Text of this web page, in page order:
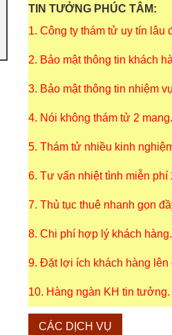
TIN TƯỞNG PHÚC TÂM:
1. Công ty thám tử uy tín lâu
2. Bảo mật thông tin khách
3. Bảo mật thông tin nhiệm
4. Nói không thám tử 2 mang.
5. Thám tử nhiều kinh
6. Tư vấn nhiệt tình miễn phí
7. Thủ tục thuê nhanh gọn
8. Chi phí hợp lý khách hàng.
9. Đặt lợi ích khách hàng lên
10. Hàng ngàn KH tin tưởng.
CÁC DỊCH VỤ